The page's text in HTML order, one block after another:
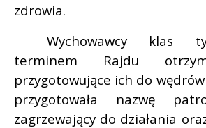
zdrowia.
Wychowawcy klas
terminem Rajdu
przygotowujące ich do
przygotowała nazwę
zagrzewający do działania